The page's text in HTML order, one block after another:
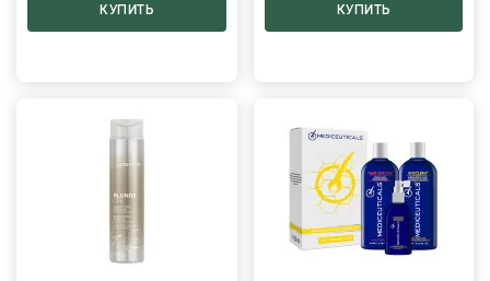
КУПИТЬ КУПИТЬ